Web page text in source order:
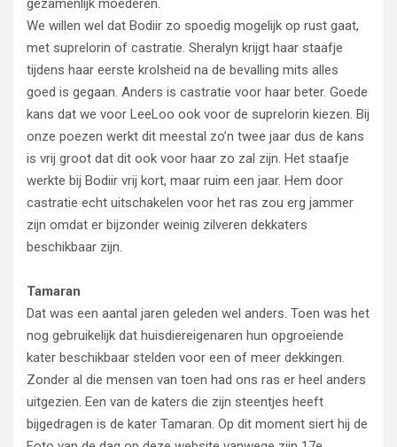
gezamenlijk moederen.
We willen wel dat Bodiir zo spoedig mogelijk op rust gaat,
met suprelorin of castratie. Sheralyn krijgt haar staafje
tijdens haar eerste krolsheid na de bevalling mits alles
goed is gegaan. Anders is castratie voor haar beter. Goede
kans dat we voor LeeLoo ook voor de suprelorin kiezen. Bij
onze poezen werkt dit meestal zo’n twee jaar dus de kans
is vrij groot dat dit ook voor haar zo zal zijn. Het staafje
werkte bij Bodiir vrij kort, maar ruim een jaar. Hem door
castratie echt uitschakelen voor het ras zou erg jammer
zijn omdat er bijzonder weinig zilveren dekkaters
beschikbaar zijn.
Tamaran
Dat was een aantal jaren geleden wel anders. Toen was het
nog gebruikelijk dat huisdiereigenaren hun opgroeiende
kater beschikbaar stelden voor een of meer dekkingen.
Zonder al die mensen van toen had ons ras er heel anders
uitgezien. Een van de katers die zijn steentjes heeft
bijgedragen is de kater Tamaran. Op dit moment siert hij de